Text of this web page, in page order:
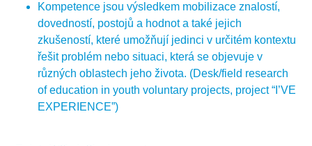
Kompetence jsou výsledkem mobilizace znalostí,
dovedností, postojů a hodnot a také jejich
zkušeností, které umožňují jedinci v určitém kontextu
řešit problém nebo situaci, která se objevuje v
různých oblastech jeho života. (Desk/field research
of education in youth voluntary projects, project “I’VE
EXPERIENCE”)